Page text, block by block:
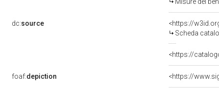
dc:source
<https://
Scheda
<https://
foaf:depiction <https://